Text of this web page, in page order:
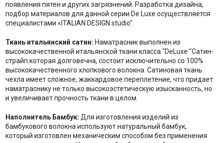
появления пятен и других загрязнений. Разработка дизайна,
подбор материалов для данной серии De Luxe осуществляется
специалистами «ITALIAN DESIGN studio".
Ткань итальянский сатин: Наматрасник выполнен из
высококачественной итальянской ткани класса "DeLuxe "Сатин-
страйп которая долговечна, состоит исключительно со 100%
высококачественного хлопкового волокна. Сатиновая ткань
чехла имеет сложное, жаккардовое переплетение, что придает
наматраснику не только высокоэстетическую изысканность, но
и увеличивает прочность ткани в целом.
Наполнитель Бамбук: Для изготовления изделий из
бамбукового волокна используют натуральный бамбук,
который изготовлен механическим способом без применения